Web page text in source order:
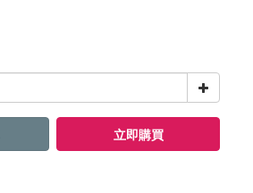
立即購買